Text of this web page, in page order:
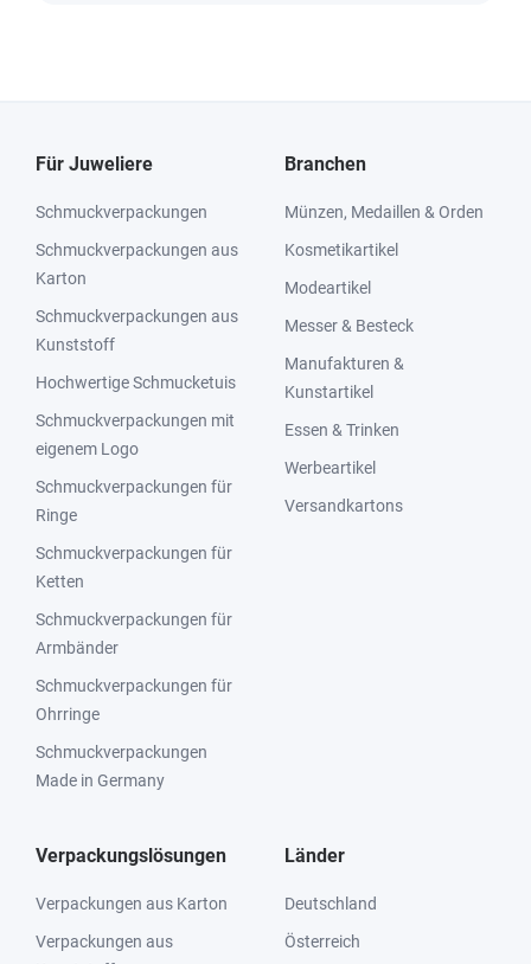
Für Juweliere
Schmuckverpackungen
Schmuckverpackungen aus
Karton
Schmuckverpackungen aus
Kunststoff
Hochwertige Schmucketuis
Schmuckverpackungen mit
eigenem Logo
Schmuckverpackungen für
Ringe
Schmuckverpackungen für
Ketten
Schmuckverpackungen für
Armbänder
Schmuckverpackungen für
Ohrringe
Schmuckverpackungen
Made in Germany
Branchen
Münzen, Medaillen & Orden
Kosmetikartikel
Modeartikel
Messer & Besteck
Manufakturen &
Kunstartikel
Essen & Trinken
Werbeartikel
Versandkartons
Verpackungslösungen
Verpackungen aus Karton
Verpackungen aus
Länder
Deutschland
Österreich